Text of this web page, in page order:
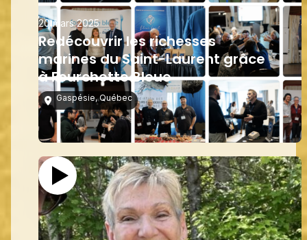
20 mars 2025
Redécouvrir les richesses
marines du Saint-Laurent grâce
à Fourchette Bleue
Gaspésie,Québec